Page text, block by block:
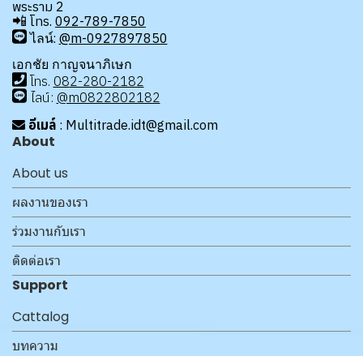
พระราม 2
📲 โทร. 092-789-7850
ไลน์: @m-0927897850
เอกชัย กาญจนาภิเษก
โทร. 082-280-2182
ไลน์: @m0822802182
อีเมล์ : Multitrade.idt@gmail.com
About
About us
ผลงานของเรา
ร่วมงานกับเรา
ติดต่อเรา
Support
Cattalog
บทความ